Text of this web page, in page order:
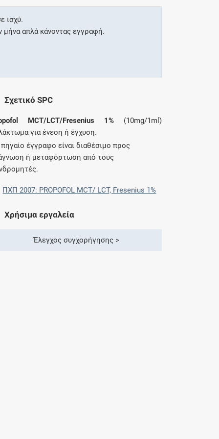
ισχύ.
μήνα απλά κάνοντας εγγραφή.
Σχετικό SPC
MCT/LCT/Fresenius 1%(10mg/1ml)
για ένεση ή έγχυση.
έγγραφο είναι διαθέσιμο προς
ή μεταφόρτωση από τους
ΠΧΠ 2007: PROPOFOL MCT/ LCT, Fresenius 1%
Χρήσιμα εργαλεία
Έλεγχος συγχορήγησης >